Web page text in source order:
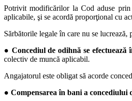
Potrivit modificărilor la Cod aduse
aplicabile, şi se acordă proporţional cu
Sărbătorile legale în care nu se
● Concediul de odihnă se efectuează
colectiv de muncă aplicabil.
Angajatorul este obligat să acorde
● Compensarea în bani a concediului